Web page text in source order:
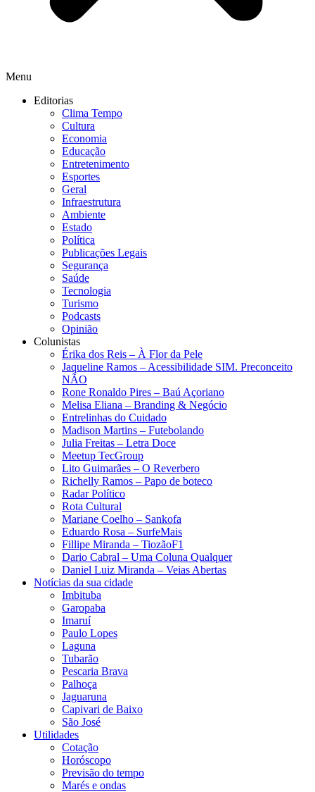
Menu
Editorias
Clima Tempo
Cultura
Economia
Educação
Entretenimento
Esportes
Geral
Infraestrutura
Ambiente
Estado
Política
Publicações Legais
Segurança
Saúde
Tecnologia
Turismo
Podcasts
Opinião
Colunistas
Érika dos Reis​ – À Flor da Pele
Jaqueline Ramos – Acessibilidade SIM. Preconceito
NÃO
Rone Ronaldo Pires – Baú Açoriano
Melisa Eliana – Branding & Negócio
Entrelinhas do Cuidado
Madison Martins – Futebolando
Julia Freitas​ – Letra Doce
Meetup TecGroup
Lito Guimarães – O Reverbero
Richelly Ramos​ – Papo de boteco
Radar Político
Rota Cultural
Mariane Coelho – Sankofa
Eduardo Rosa​ – SurfeMais
Fillipe Miranda – TiozãoF1
Dario Cabral – Uma Coluna Qualquer
Daniel Luiz Miranda – Veias Abertas
Notícias da sua cidade
Imbituba
Garopaba
Imaruí
Paulo Lopes
Laguna
Tubarão
Pescaria Brava
Palhoça
Jaguaruna
Capivari de Baixo
São José
Utilidades
Cotação
Horóscopo
Previsão do tempo
Marés e ondas